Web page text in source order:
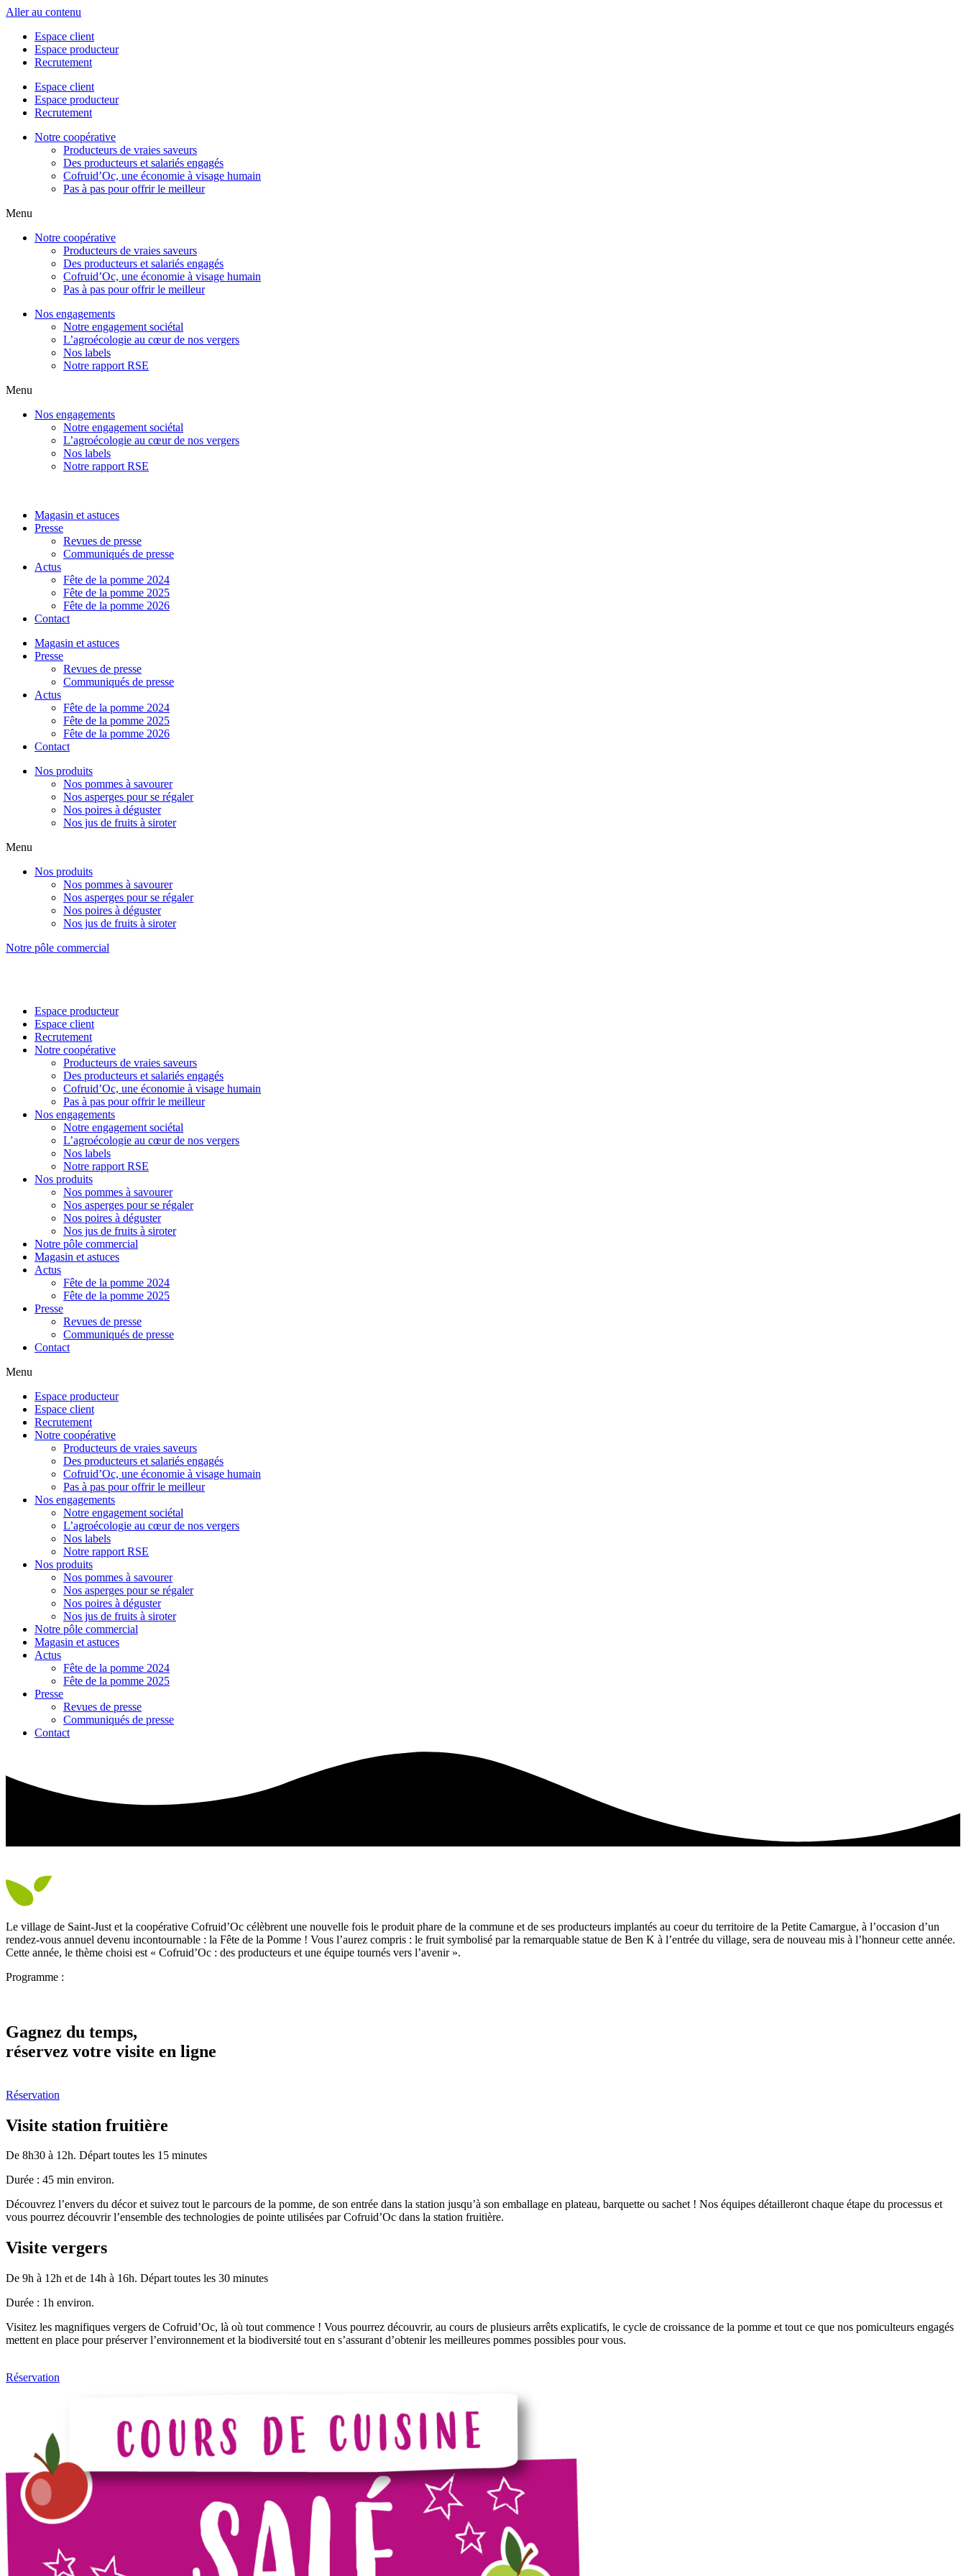
Aller au contenu
Espace client
Espace producteur
Recrutement
Espace client
Espace producteur
Recrutement
Notre coopérative
Producteurs de vraies saveurs
Des producteurs et salariés engagés
Cofruid’Oc, une économie à visage humain
Pas à pas pour offrir le meilleur
Menu
Notre coopérative
Producteurs de vraies saveurs
Des producteurs et salariés engagés
Cofruid’Oc, une économie à visage humain
Pas à pas pour offrir le meilleur
Nos engagements
Notre engagement sociétal
L’agroécologie au cœur de nos vergers
Nos labels
Notre rapport RSE
Menu
Nos engagements
Notre engagement sociétal
L’agroécologie au cœur de nos vergers
Nos labels
Notre rapport RSE
Magasin et astuces
Presse
Revues de presse
Communiqués de presse
Actus
Fête de la pomme 2024
Fête de la pomme 2025
Fête de la pomme 2026
Contact
Magasin et astuces
Presse
Revues de presse
Communiqués de presse
Actus
Fête de la pomme 2024
Fête de la pomme 2025
Fête de la pomme 2026
Contact
Nos produits
Nos pommes à savourer
Nos asperges pour se régaler
Nos poires à déguster
Nos jus de fruits à siroter
Menu
Nos produits
Nos pommes à savourer
Nos asperges pour se régaler
Nos poires à déguster
Nos jus de fruits à siroter
Notre pôle commercial
Espace producteur
Espace client
Recrutement
Notre coopérative
Producteurs de vraies saveurs
Des producteurs et salariés engagés
Cofruid’Oc, une économie à visage humain
Pas à pas pour offrir le meilleur
Nos engagements
Notre engagement sociétal
L’agroécologie au cœur de nos vergers
Nos labels
Notre rapport RSE
Nos produits
Nos pommes à savourer
Nos asperges pour se régaler
Nos poires à déguster
Nos jus de fruits à siroter
Notre pôle commercial
Magasin et astuces
Actus
Fête de la pomme 2024
Fête de la pomme 2025
Presse
Revues de presse
Communiqués de presse
Contact
Menu
Espace producteur
Espace client
Recrutement
Notre coopérative
Producteurs de vraies saveurs
Des producteurs et salariés engagés
Cofruid’Oc, une économie à visage humain
Pas à pas pour offrir le meilleur
Nos engagements
Notre engagement sociétal
L’agroécologie au cœur de nos vergers
Nos labels
Notre rapport RSE
Nos produits
Nos pommes à savourer
Nos asperges pour se régaler
Nos poires à déguster
Nos jus de fruits à siroter
Notre pôle commercial
Magasin et astuces
Actus
Fête de la pomme 2024
Fête de la pomme 2025
Presse
Revues de presse
Communiqués de presse
Contact
Le village de Saint-Just et la coopérative Cofruid’Oc célèbrent une nouvelle fois le produit phare de la commune et de ses producteurs implantés au coeur du territoire de la Petite Camargue, à l’occasion d’un
rendez-vous annuel devenu incontournable : la Fête de la Pomme ! Vous l’aurez compris : le fruit symbolisé par la remarquable statue de Ben K à l’entrée du village, sera de nouveau mis à l’honneur cette année.
Cette année, le thème choisi est « Cofruid’Oc : des producteurs et une équipe tournés vers l’avenir ».
Programme :
Gagnez du temps,
réservez votre visite en ligne
Réservation
Visite station fruitière
De 8h30 à 12h. Départ toutes les 15 minutes
Durée : 45 min environ.
Découvrez l’envers du décor et suivez tout le parcours de la pomme, de son entrée dans la station jusqu’à son emballage en plateau, barquette ou sachet ! Nos équipes détailleront chaque étape du processus et
vous pourrez découvrir l’ensemble des technologies de pointe utilisées par Cofruid’Oc dans la station fruitière.
Visite vergers
De 9h à 12h et de 14h à 16h. Départ toutes les 30 minutes
Durée : 1h environ.
Visitez les magnifiques vergers de Cofruid’Oc, là où tout commence ! Vous pourrez découvrir, au cours de plusieurs arrêts explicatifs, le cycle de croissance de la pomme et tout ce que nos pomiculteurs engagés
mettent en place pour préserver l’environnement et la biodiversité tout en s’assurant d’obtenir les meilleures pommes possibles pour vous.
Réservation